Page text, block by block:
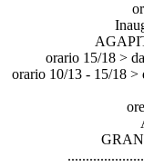
orario 15/18 >
orario 10/13 - 15/18 >